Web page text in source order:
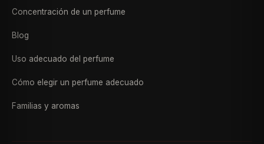
Concentración de un perfume
Blog
Uso adecuado del perfume
Cómo elegir un perfume adecuado
Familias y aromas